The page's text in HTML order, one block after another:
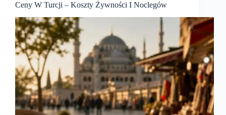
Ceny W Turcji – Koszty Żywności I Noclegów